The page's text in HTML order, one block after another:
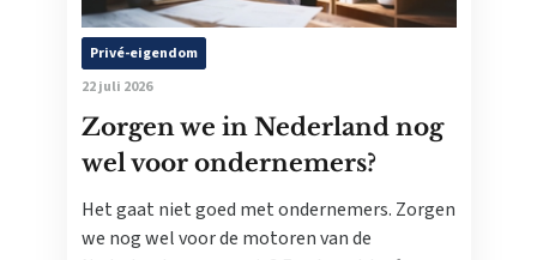
Privé-eigendom
22 juli 2026
Zorgen we in Nederland nog
wel voor ondernemers?
Het gaat niet goed met ondernemers. Zorgen
we nog wel voor de motoren van de